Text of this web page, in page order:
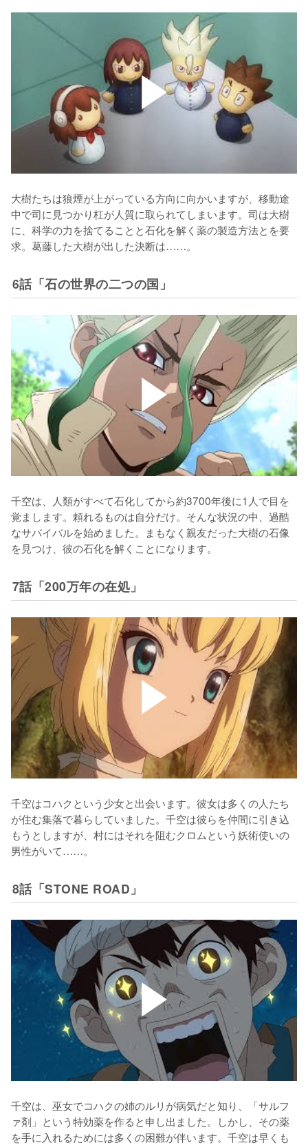
大樹たちは狼煙が上がっている方向に向かいますが、移動途
中で司に見つかり杠が人質に取られてしまいます。司は大樹
に、科学の力を捨てることと石化を解く薬の製造方法とを要
求。葛藤した大樹が出した決断は……。
6話「石の世界の二つの国」
千空は、人類がすべて石化してから約3700年後に1人で目を
覚まします。頼れるものは自分だけ。そんな状況の中、過酷
なサバイバルを始めました。まもなく親友だった大樹の石像
を見つけ、彼の石化を解くことになります。
7話「200万年の在処」
千空はコハクという少女と出会います。彼女は多くの人たち
が住む集落で暮らしていました。千空は彼らを仲間に引き込
もうとしますが、村にはそれを阻むクロムという妖術使いの
男性がいて……。
8話「STONE ROAD」
千空は、巫女でコハクの姉のルリが病気だと知り、「サルフ
ァ剤」という特効薬を作ると申し出ました。しかし、その薬
を手に入れるためには多くの困難が伴います。千空は早くも